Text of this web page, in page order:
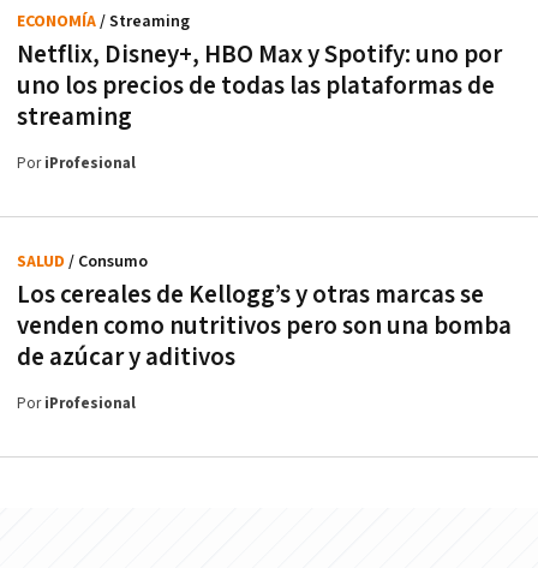
Netflix, Disney+, HBO Max y Spotify: uno por
uno los precios de todas las plataformas de
streaming
ECONOMÍA/ Streaming
PoriProfesional
Los cereales de Kellogg’s y otras marcas se
venden como nutritivos pero son una bomba
de azúcar y aditivos
SALUD / Consumo
PoriProfesional